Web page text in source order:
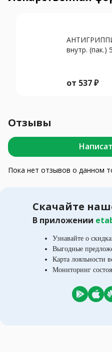
внутр. (пак.)
от 537₽
Отзывы
Пока нет отзывов о данном
Скачайте
В приложении
Узнавайте о
Выгодные
Карта лояльности
Мониторинг